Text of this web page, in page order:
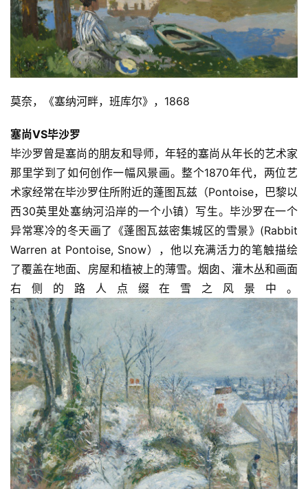
莫奈，《塞纳河畔，班库尔》，1868
塞尚VS毕沙罗
毕沙罗曾是塞尚的朋友和导师，年轻的塞尚从年长的艺术家
那里学到了如何创作一幅风景画。整个1870年代，两位艺
术家经常在毕沙罗住所附近的蓬图瓦兹（Pontoise，巴黎以
西30英里处塞纳河沿岸的一个小镇）写生。毕沙罗在一个
异常寒冷的冬天画了《蓬图瓦兹密集城区的雪景》(Rabbit
Warren at Pontoise, Snow），他以充满活力的笔触描绘
了覆盖在地面、房屋和植被上的薄雪。烟囱、灌木丛和画面
右侧的路人点缀在雪之风景中。